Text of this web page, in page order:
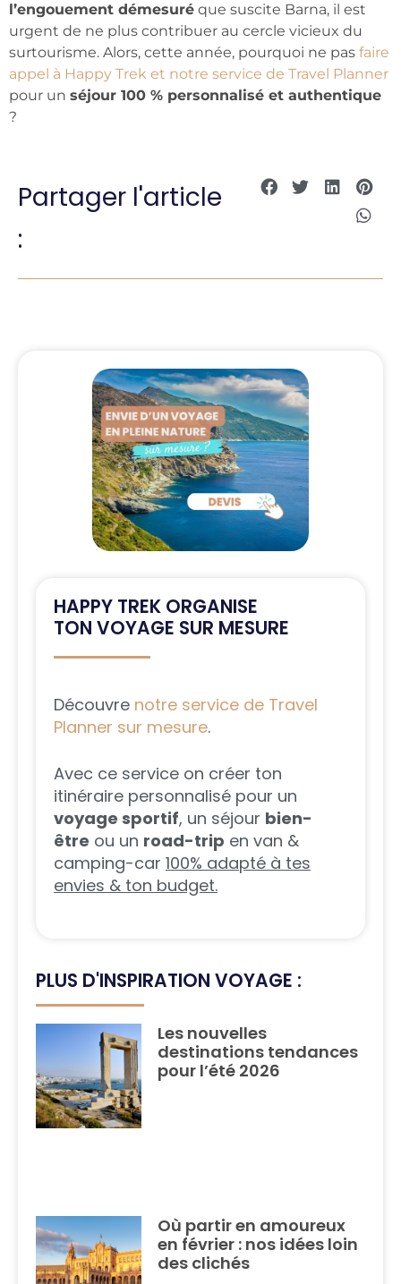
l’engouement démesuré que suscite Barna, il est
urgent de ne plus contribuer au cercle vicieux du
surtourisme. Alors, cette année, pourquoi ne pas faire
appel à Happy Trek et notre service de Travel Planner
pour un séjour 100 % personnalisé et authentique
?
Partager l'article
:
HAPPY TREK ORGANISE
TON VOYAGE SUR MESURE
Découvre notre service de Travel
Planner sur mesure.
Avec ce service on créer ton
itinéraire personnalisé pour un
voyage sportif, un séjour bien-
être ou un road-trip en van &
camping-car 100% adapté à tes
envies & ton budget.
PLUS D'INSPIRATION VOYAGE :
Les nouvelles
destinations tendances
pour l’été 2026
Où partir en amoureux
en février : nos idées loin
des clichés